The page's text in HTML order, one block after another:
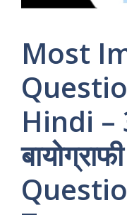
Most
Hindi –